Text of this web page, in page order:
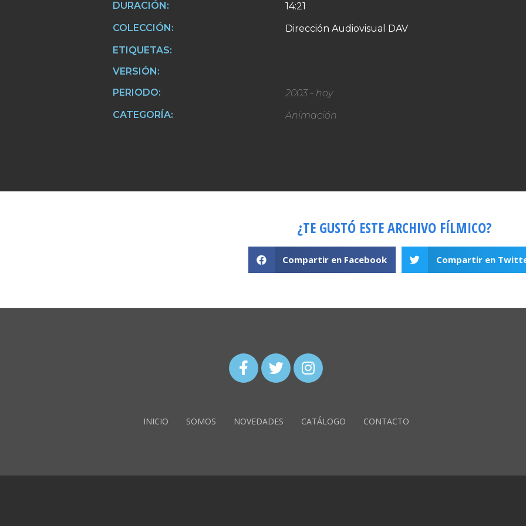
DURACIÓN:
14:21
COLECCIÓN:
Dirección Audiovisual DAV
ETIQUETAS:
VERSIÓN:
PERIODO:
2003 - hoy
CATEGORÍA:
Animación
¿TE GUSTÓ ESTE ARCHIVO FÍLMICO?
Compartir en Facebook Compartir en
INICIO SOMOS NOVEDADES CATÁLOGO CONTACTO